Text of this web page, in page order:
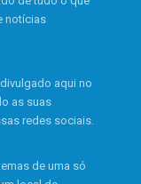
notícias
aqui no
as suas
redes sociais.
de uma só